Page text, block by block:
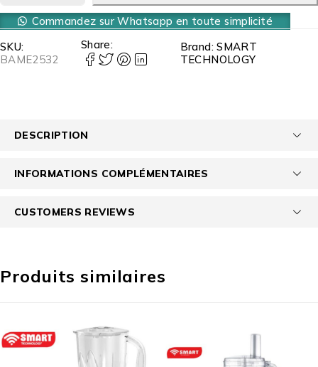
Commandez sur Whatsapp en toute simplicité
SKU:
BAME2532
Share: Brand:SMART
TECHNOLOGY
DESCRIPTION
INFORMATIONS COMPLÉMENTAIRES
CUSTOMERS REVIEWS
Produits similaires